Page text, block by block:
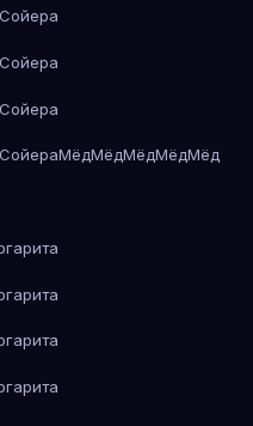
МёдМёдМёдМёдМёд